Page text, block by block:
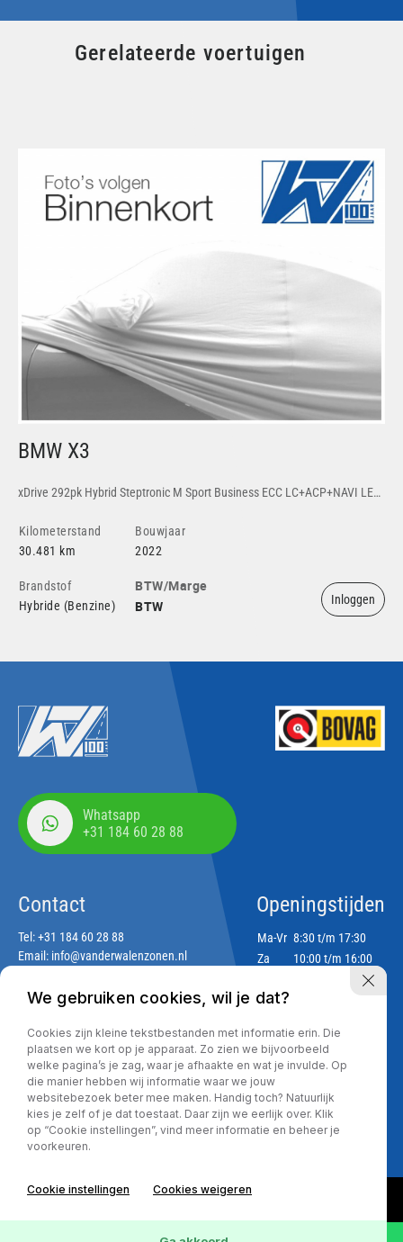
Gerelateerde voertuigen
BMW X3
xDrive 292pk Hybrid Steptronic M Sport Business ECC LC+ACP+NAVI LED ZWART.SPORT.LEDER KEYLESS.START LA+CRUISEC. DAB+ PERFORMANCE.CONTROL SHADOWLINE R.R.ZW+HEMEL PDC+C. 19''M
Kilometerstand
30.481 km
Bouwjaar
2022
Brandstof
Hybride (Benzine)
BTW/Marge
BTW
Inloggen
Whatsapp
+31 184 60 28 88
Contact
Tel:+31 184 60 28 88
Email: info@vanderwalenzonen.nl
Adres
Lekdijk 188
2967 GJ Langerak
Openingstijden
Ma-Vr 8:30 t/m 17:30
Za
10:00 t/m 16:00
Privacy policy
We gebruiken cookies, wil je dat?
Cookies zijn kleine tekstbestanden met informatie erin. Die
plaatsen we kort op je apparaat. Zo zien we bijvoorbeeld
welke pagina’s je zag, waar je afhaakte en wat je invulde. Op
die manier hebben wij informatie waar we jouw
websitebezoek beter mee maken. Handig toch? Natuurlijk
kies je zelf of je dat toestaat. Daar zijn we eerlijk over. Klik
op “Cookie instellingen”, vind meer informatie en beheer je
voorkeuren.
Cookie instellingen Cookies weigeren